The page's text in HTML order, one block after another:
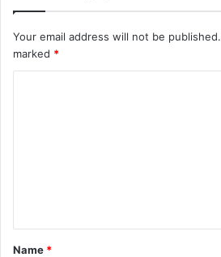
Your email address will not be published.
marked *
Name *